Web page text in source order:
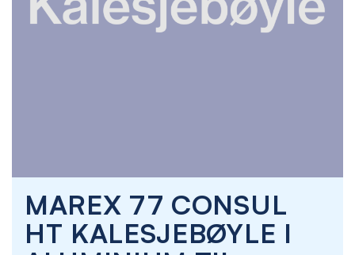
MAREX 77 CONSUL
HT KALESJEBØYLE I
the
beginning